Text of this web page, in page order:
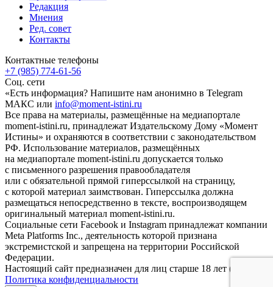
Редакция
Мнения
Ред. совет
Контакты
Контактные телефоны
+7 (985) 774-61-56
Соц. сети
«Есть информация? Напишите нам анонимно в Telegram
МАКС или info@moment-istini.ru
Все права на материалы, размещённые на медиапортале
moment-istini.ru, принадлежат Издательскому Дому «Момент
Истины» и охраняются в соответствии с законодательством
РФ. Использование материалов, размещённых
на медиапортале moment-istini.ru допускается только
с письменного разрешения правообладателя
или с обязательной прямой гиперссылкой на страницу,
с которой материал заимствован. Гиперссылка должна
размещаться непосредственно в тексте, воспроизводящем
оригинальный материал moment-istini.ru.
Социальные сети Facebook и Instagram принадлежат компании
Meta Platforms Inc., деятельность которой признана
экстремистской и запрещена на территории Российской
Федерации.
Настоящий сайт предназначен для лиц старше 18 лет (18+).
Политика конфиденциальности